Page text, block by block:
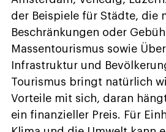
der Beispiele für Städte, die
Beschränkungen oder
Massentourismus sowie
Infrastruktur und
Tourismus bringt natürlich
Vorteile mit sich, daran
ein finanzieller Preis. Für